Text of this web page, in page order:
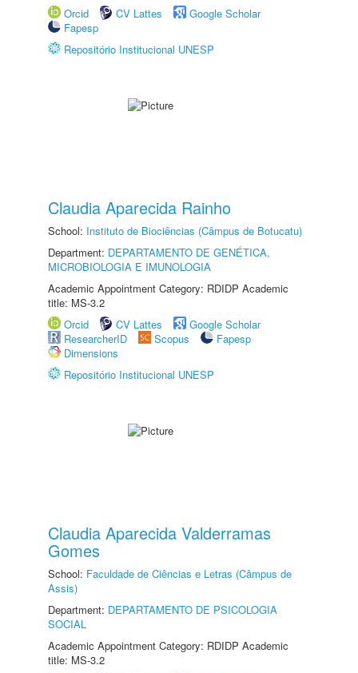
Orcid
CV Lattes
Google Scholar
Fapesp
Repositório Institucional UNESP
Claudia Aparecida Rainho
School: Instituto de Biociências (Câmpus de Botucatu)
Department: DEPARTAMENTO DE GENÉTICA,
MICROBIOLOGIA E IMUNOLOGIA
Academic Appointment Category: RDIDP Academic
title: MS-3.2
Orcid
CV Lattes
Google Scholar
ResearcherID
Scopus
Fapesp
Dimensions
Repositório Institucional UNESP
Claudia Aparecida Valderramas
Gomes
School: Faculdade de Ciências e Letras (Câmpus de
Assis)
Department: DEPARTAMENTO DE PSICOLOGIA
SOCIAL
Academic Appointment Category: RDIDP Academic
title: MS-3.2